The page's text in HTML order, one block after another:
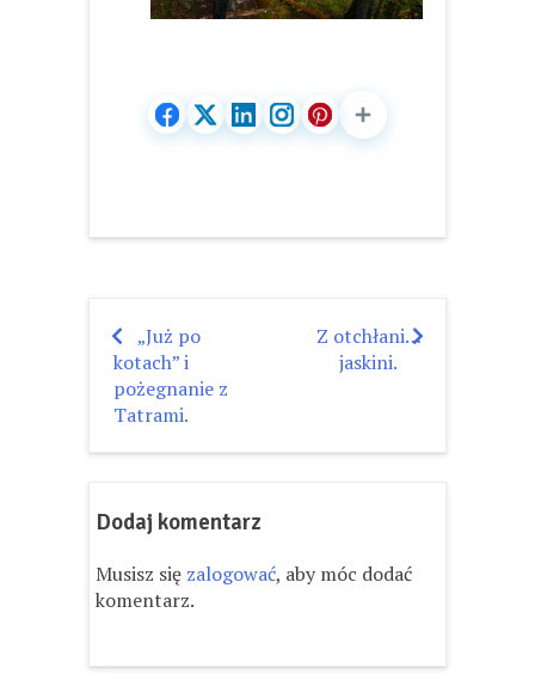
Nawigacja
wpisu
„Już po
kotach” i
pożegnanie z
Tatrami.
Z otchłani…
jaskini.
Dodaj komentarz
Musisz się zalogować, aby móc dodać
komentarz.